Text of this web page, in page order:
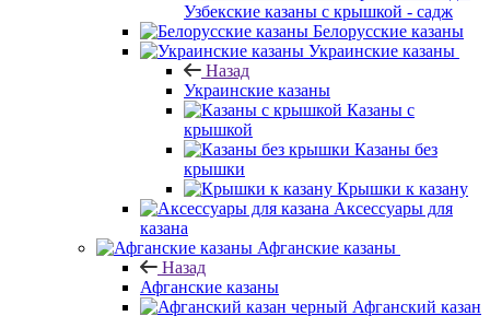
Узбекские казаны с крышкой - садж
Белорусские казаны
Украинские казаны
Назад
Украинские казаны
Казаны с
крышкой
Казаны без
крышки
Крышки к казану
Аксессуары для
казана
Афганские казаны
Назад
Афганские казаны
Афганский казан